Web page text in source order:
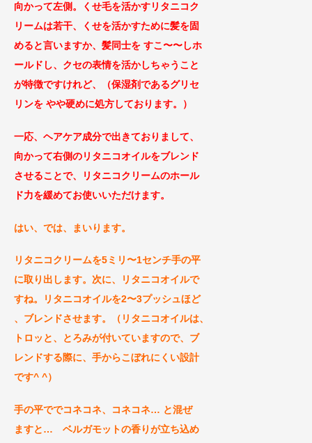
向かって左側。くせ毛を活かすリタニコク
リームは若干、くせを活かすために髪を固
めると言いますか、髪同士を すこ〜〜しホ
ールドし、クセの表情を活かしちゃうこと
が特徴ですけれど、（保湿剤であるグリセ
リンを やや硬めに処方しております。）
一応、ヘアケア成分で出きておりまして、
向かって右側のリタニコオイルをブレンド
させることで、リタニコクリームのホール
ド力を緩めてお使いいただけます。
はい、では、まいります。
リタニコクリームを5ミリ〜1センチ手の平
に取り出します。次に、リタニコオイルで
すね。リタニコオイルを2〜3プッシュほど
、ブレンドさせます。（リタニコオイルは、
トロッと、とろみが付いていますので、ブ
レンドする際に、手からこぼれにくい設計
です^ ^）
手の平ででコネコネ、コネコネ… と混ぜ
ますと… ベルガモットの香りが立ち込め